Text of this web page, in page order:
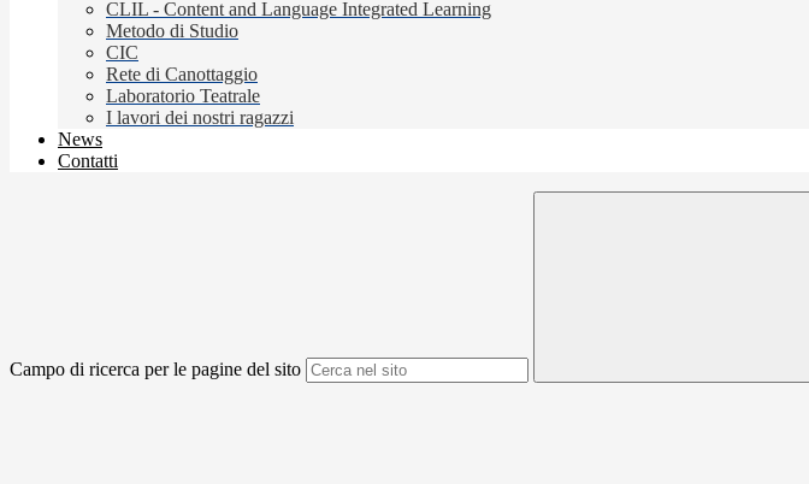
CLIL - Content and Language Integrated Learning
Metodo di Studio
CIC
Rete di Canottaggio
Laboratorio Teatrale
I lavori dei nostri ragazzi
News
Contatti
Campo di ricerca per le pagine del sito